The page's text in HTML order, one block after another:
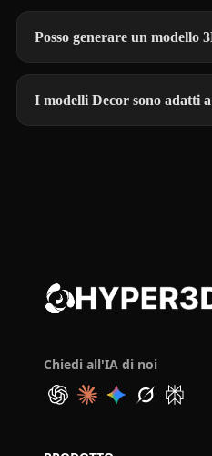
Posso generare un modello
I modelli Decor sono adatti
Chiedi all'IA di noi